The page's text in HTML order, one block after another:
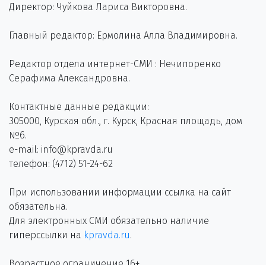
Директор: Чуйкова Лариса Викторовна.
Главный редактор: Ермолина Алла Владимировна.
Редактор отдела интернет-СМИ : Нечипоренко
Серафима Александровна.
Контактные данные редакции:
305000, Курская обл., г. Курск, Красная площадь, дом
№6.
e-mail: info@kpravda.ru
телефон: (4712) 51-24-62
При использовании информации ссылка на сайт
обязательна.
Для электронных СМИ обязательно наличие
гиперссылки на kpravda.ru.